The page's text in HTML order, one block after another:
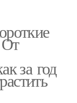
за год